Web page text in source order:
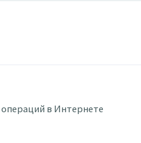
операций в Интернете